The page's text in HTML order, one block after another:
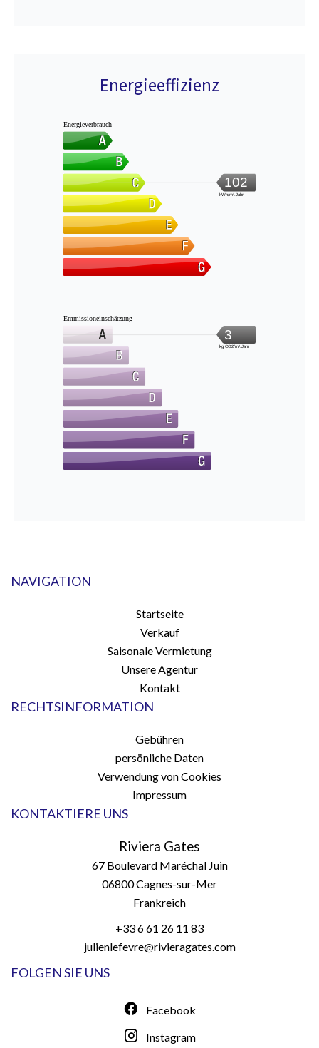
Energieeffizienz
Energieverbrauch
102
kWh/m².Jahr
Emmissioneinschätzung
3
kg CO2/m².Jahr
NAVIGATION
Startseite
Verkauf
Saisonale Vermietung
Unsere Agentur
Kontakt
RECHTSINFORMATION
Gebühren
persönliche Daten
Verwendung von Cookies
Impressum
KONTAKTIERE UNS
Riviera Gates
67 Boulevard Maréchal Juin
06800Cagnes-sur-Mer
Frankreich
+33 6 61 26 11 83
julienlefevre@rivieragates.com
FOLGEN SIE UNS
Facebook
Instagram